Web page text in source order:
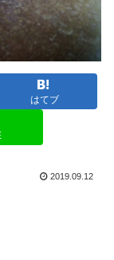
はてブ
2019.09.12